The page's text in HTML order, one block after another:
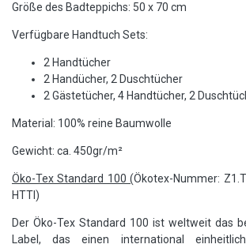
Größe des Badteppichs: 50 x 70 cm
Verfügbare Handtuch Sets:
2 Handtücher
2 Handücher, 2 Duschtücher
2 Gästetücher, 4 Handtücher, 2
Material: 100% reine Baumwolle
Gewicht: ca. 450gr/m²
Öko-Tex Standard 100 (Ökotex-Nummer:
HTTI)
Der Öko-Tex Standard 100 ist weltweit das
Label, das einen international